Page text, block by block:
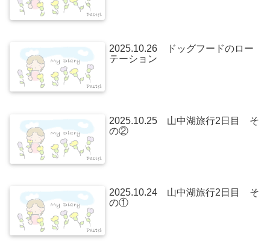
2025.10.26 ドッグフードのロー
テーション
2025.10.25 山中湖旅行2日目 そ
の②
2025.10.24 山中湖旅行2日目 そ
の①